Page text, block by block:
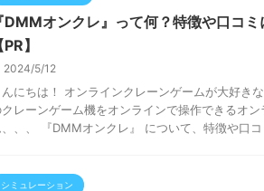
DMMオンクレ』って何？特徴や口コミ
】
2024/5/12
にちは！ オンラインクレーンゲームが大好き
レーンゲーム機をオンラインで操作できるオ
、、 『DMMオンクレ』 について、特徴や口
シミュレーション